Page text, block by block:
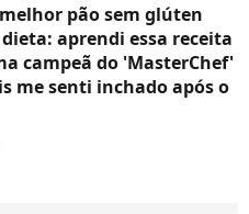
pão sem glúten
aprendi essa receita
campeã do 'MasterChef'
me senti inchado após o